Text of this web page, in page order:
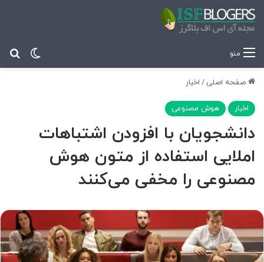
منو
صفحه اصلی / اخبار
اخبار هوش مصنوعی
دانشجویان با افزودن اشتباهات
املایی استفاده از متون هوش
مصنوعی را مخفی می‌کنند